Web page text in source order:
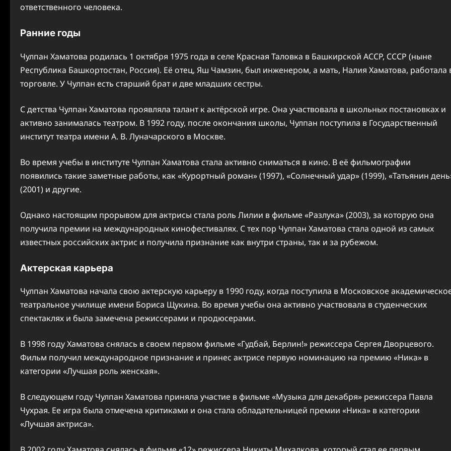
ответственного человека.
Ранние годы
Чулпан Хаматова родилась 1 октября 1975 года в селе Красная Таловка в Башкирской АССР, СССР (ныне
Республика Башкортостан, Россия). Её отец, Яш Чамзин, был инженером, а мать, Налия Хаматова, работала
торговле. У Чулпан есть старший брат и две младших сестры.
С детства Чулпан Хаматова проявляла талант к актёрской игре. Она участвовала в школьных постановках и
активно занималась театром. В 1992 году, после окончания школы, Чулпан поступила в Государственный
институт театра имени А. В. Луначарского в Москве.
Во время учебы в институте Чулпан Хаматова стала активно сниматься в кино. В её фильмографии
появились такие заметные работы, как «Курортный роман» (1997), «Солнечный удар» (1999), «Татьянин
(2001) и другие.
Однако настоящим прорывом для актрисы стала роль Лилии в фильме «Разлука» (2003), за которую она
получила премии на международных кинофестивалях. С тех пор Чулпан Хаматова стала одной из самых
известных российских актрис и получила признание как внутри страны, так и за рубежом.
Актерская карьера
Чулпан Хаматова начала свою актерскую карьеру в 1990 году, когда поступила в Московское
театральное училище имени Бориса Щукина. Во время учебы она активно участвовала в студенческих
спектаклях и была замечена режиссерами и продюсерами.
В 1998 году Хаматова снялась в своем первом фильме «Гудбай, Берлин!» режиссера Сергея Дворцевого.
Фильм получил международное признание и принес актрисе первую номинацию на премию «Ника» в
категории «Лучшая роль женская».
В следующем году Чулпан Хаматова приняла участие в фильме «Музыка для декабря» режиссера Павла
Чухрая. Ее игра была отмечена критиками и она стала обладательницей премии «Ника» в категории
«Лучшая актриса».